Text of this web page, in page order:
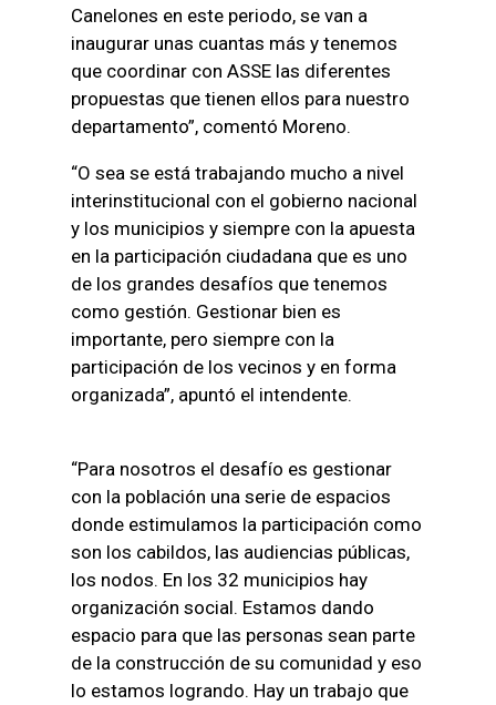
Canelones en este periodo, se van a
inaugurar unas cuantas más y tenemos
que coordinar con ASSE las diferentes
propuestas que tienen ellos para nuestro
departamento”, comentó Moreno.
“O sea se está trabajando mucho a nivel
interinstitucional con el gobierno nacional
y los municipios y siempre con la apuesta
en la participación ciudadana que es uno
de los grandes desafíos que tenemos
como gestión. Gestionar bien es
importante, pero siempre con la
participación de los vecinos y en forma
organizada”, apuntó el intendente.
“Para nosotros el desafío es gestionar
con la población una serie de espacios
donde estimulamos la participación como
son los cabildos, las audiencias públicas,
los nodos. En los 32 municipios hay
organización social. Estamos dando
espacio para que las personas sean parte
de la construcción de su comunidad y eso
lo estamos logrando. Hay un trabajo que